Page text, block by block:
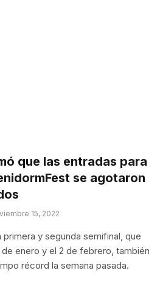
que las entradas para
se agotaron
15, 2022
primera y segunda semifinal, que
de enero y el 2 de febrero, también
récord la semana pasada.